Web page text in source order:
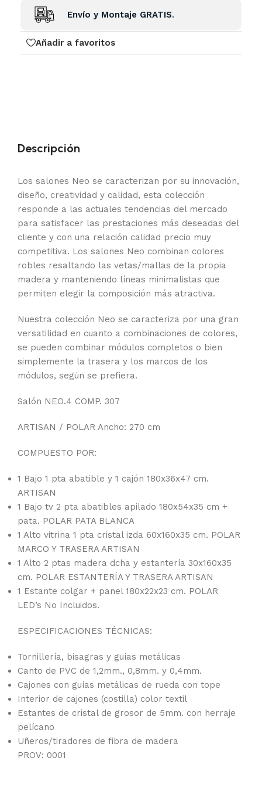
Envío y Montaje GRATIS.
Añadir a favoritos
Descripción
Los salones Neo se caracterizan por su innovación,
diseño, creatividad y calidad, esta colección
responde a las actuales tendencias del mercado
para satisfacer las prestaciones más deseadas del
cliente y con una relación calidad precio muy
competitiva. Los salones Neo combinan colores
robles resaltando las vetas/mallas de la propia
madera y manteniendo líneas minimalistas que
permiten elegir la composición más atractiva.
Nuestra colección Neo se caracteriza por una gran
versatilidad en cuanto a combinaciones de colores,
se pueden combinar módulos completos o bien
simplemente la trasera y los marcos de los
módulos, según se prefiera.
Salón NEO.4 COMP. 307
ARTISAN / POLAR Ancho: 270 cm
COMPUESTO POR:
1 Bajo 1 pta abatible y 1 cajón 180x36x47 cm.
ARTISAN
1 Bajo tv 2 pta abatibles apilado 180x54x35 cm +
pata. POLAR PATA BLANCA
1 Alto vitrina 1 pta cristal izda 60x160x35 cm. POLAR
MARCO Y TRASERA ARTISAN
1 Alto 2 ptas madera dcha y estantería 30x160x35
cm. POLAR ESTANTERÍA Y TRASERA ARTISAN
1 Estante colgar + panel 180x22x23 cm. POLAR
LED’s No Incluidos.
ESPECIFICACIONES TÉCNICAS:
Tornillería, bisagras y guías metálicas
Canto de PVC de 1,2mm., 0,8mm. y 0,4mm.
Cajones con guías metálicas de rueda con tope
Interior de cajones (costilla) color textil
Estantes de cristal de grosor de 5mm. con herraje
pelícano
Uñeros/tiradores de fibra de madera
PROV: 0001